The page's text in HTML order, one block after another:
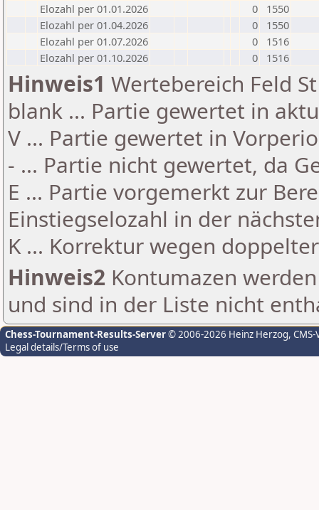
Elozahl per 01.01.2026
0
1550
Elozahl per 01.04.2026
0
1550
Elozahl per 01.07.2026
0
1516
Elozahl per 01.10.2026
0 1516
Hinweis1 Wertebereich Feld
blank ... Partie gewertet in
V ... Partie gewertet in
- ... Partie nicht gewertet, da
E ... Partie vorgemerkt zur
Einstiegselozahl in der
K ... Korrektur wegen
Hinweis2 Kontumazen
und sind in der Liste nicht
Chess-Tournament-Results-Server© 2006-2026 Heinz Herzog,
Legal details/Terms of use